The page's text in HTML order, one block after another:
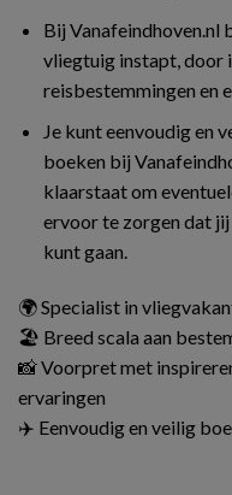
Bij Vanafeindhoven.nl
vliegtuig instapt, door
reisbestemmingen en
Je kunt eenvoudig en
boeken bij
klaarstaat om
ervoor te zorgen dat
kunt gaan.
🌍 Specialist in
🏖️ Breed scala aan
📸 Voorpret met
ervaringen
✈️ Eenvoudig en veilig